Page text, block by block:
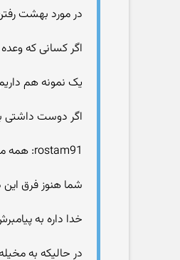
در مورد بهشت
اگر کسانی که
یک نمونه هم
اگر دوست داشتی
rostam91: همه مومنین تهدید به حبط اعمال شدن حتی پیامبرش هم در قرآن تهدید شده :
شما هنوز فرق این
خدا داره به
در حالیکه به